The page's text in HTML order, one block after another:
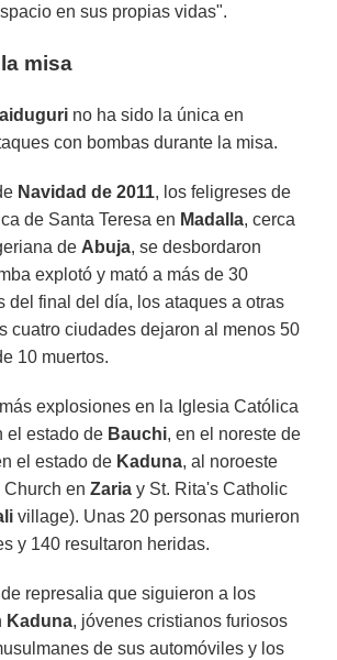
en sus propias vidas".
misa
no ha sido la única en
con bombas durante la misa.
Navidad de 2011, los feligreses de
de Santa Teresa en Madalla, cerca
de Abuja, se desbordaron
explotó y mató a más de 30
del final del día, los ataques a otras
cuatro ciudades dejaron al menos 50
10 muertos.
explosiones en la Iglesia Católica
el estado de Bauchi, en el noreste de
el estado de Kaduna, al noroeste
Church enZaria y St. Rita's Catholic
village). Unas 20 personas murieron
y 140 resultaron heridas.
represalia que siguieron a los
Kaduna, jóvenes cristianos furiosos
de sus automóviles y los